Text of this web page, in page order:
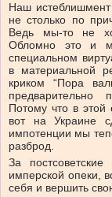
Наш истеблишмент
не столько по
Ведь мы-то не
Обломно это и
специальном
в материальной
криком “Пора
предварительно
Потому что в этой
вот на Украине
импотенции мы
разброд.
За
имперской опеки,
себя и вершить